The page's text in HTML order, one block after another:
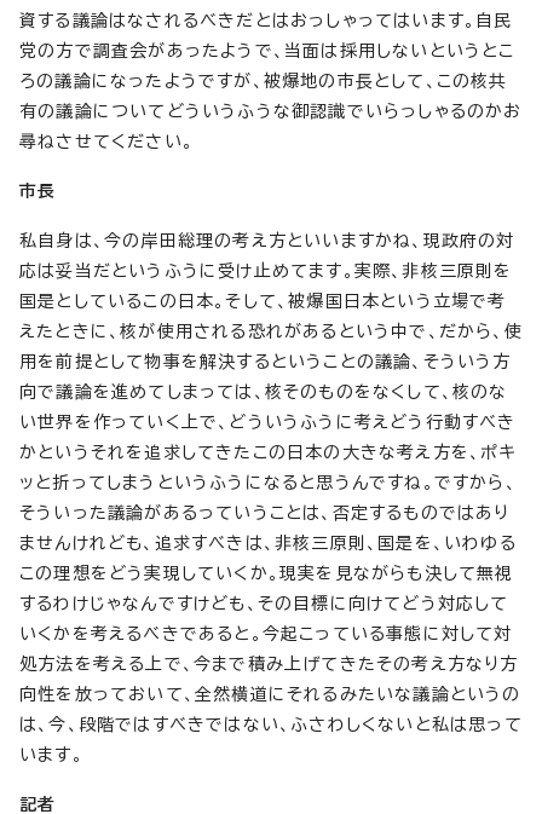
資する議論はなされるべきだとはおっしゃってはいます。自民
党の方で調査会があったようで、当面は採用しないというとこ
ろの議論になったようですが、被爆地の市長として、この核共
有の議論についてどういうふうな御認識でいらっしゃるのかお
尋ねさせてください。
市長
私自身は、今の岸田総理の考え方といいますかね、現政府の対
応は妥当だというふうに受け止めてます。実際、非核三原則を
国是としているこの日本。そして、被爆国日本という立場で考
えたときに、核が使用される恐れがあるという中で、だから、使
用を前提として物事を解決するということの議論、そういう方
向で議論を進めてしまっては、核そのものをなくして、核のな
い世界を作っていく上で、どういうふうに考えどう行動すべき
かというそれを追求してきたこの日本の大きな考え方を、ポキ
ッと折ってしまうというふうになると思うんですね。ですから、
そういった議論があるっていうことは、否定するものではあり
ませんけれども、追求すべきは、非核三原則、国是を、いわゆる
この理想をどう実現していくか。現実を見ながらも決して無視
するわけじゃなんですけども、その目標に向けてどう対応して
いくかを考えるべきであると。今起こっている事態に対して対
処方法を考える上で、今まで積み上げてきたその考え方なり方
向性を放っておいて、全然横道にそれるみたいな議論というの
は、今、段階ではすべきではない、ふさわしくないと私は思って
います。
記者